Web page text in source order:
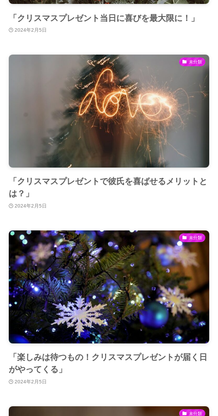
「クリスマスプレゼント当日に喜びを最大限に！」
2024年2月5日
未分類
「クリスマスプレゼントで彼氏を喜ばせるメリットと
は？」
2024年2月5日
未分類
「楽しみは待つもの！クリスマスプレゼントが届く日
がやってくる」
2024年2月5日
未分類